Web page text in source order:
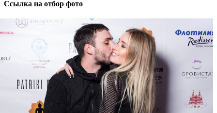
Ссылка на отбор фото